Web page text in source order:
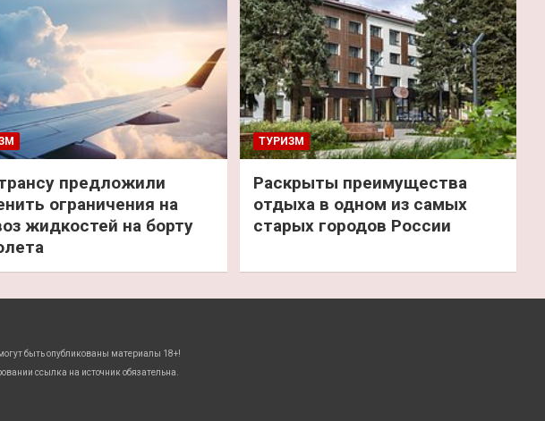
предложили
ограничения на
жидкостей на борту
ТУРИЗМ
Раскрыты преимущества
отдыха в одном из самых
старых городов России
быть опубликованы материалы 18+!
ссылка на источник обязательна.